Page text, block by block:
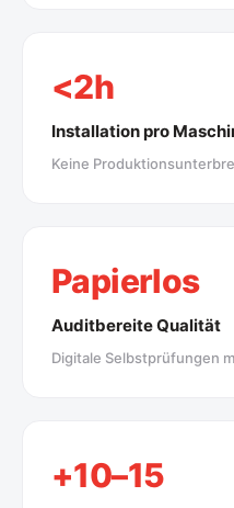
<2h
Installation pro
Keine
Papierlos
Auditbereite Qualität
Digitale Selbstprüfungen
+10–15